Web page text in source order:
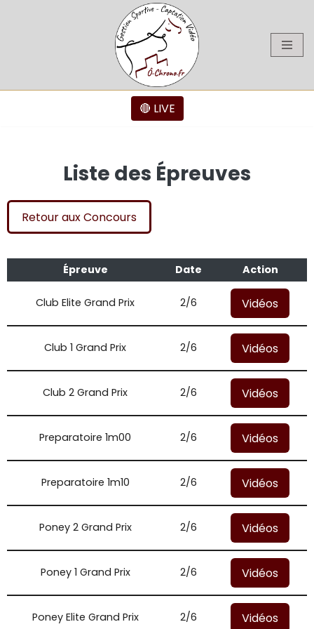
🔴 LIVE
Liste des Épreuves
Retour aux Concours
Épreuve Date Action
Club Elite Grand Prix 2/6 Vidéos
Club 1 Grand Prix 2/6 Vidéos
Club 2 Grand Prix 2/6 Vidéos
Preparatoire 1m00 2/6 Vidéos
Preparatoire 1m10 2/6 Vidéos
Poney 2 Grand Prix 2/6 Vidéos
Poney 1 Grand Prix 2/6 Vidéos
Poney Elite Grand Prix 2/6 Vidéos